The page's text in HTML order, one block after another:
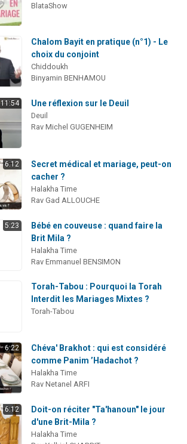
BlataShow
Chalom Bayit en pratique (n°1) - Le
choix du conjoint
Chiddoukh
Binyamin BENHAMOU
11:54 Une réflexion sur le Deuil
Deuil
Rav Michel GUGENHEIM
6:12
Secret médical et mariage, peut-on
cacher ?
Halakha Time
Rav Gad ALLOUCHE
5:23
Bébé en couveuse : quand faire la
Brit Mila ?
Halakha Time
Rav Emmanuel BENSIMON
Torah-Tabou : Pourquoi la Torah
Interdit les Mariages Mixtes ?
Torah-Tabou
6:22
Chéva' Brakhot : qui est considéré
comme Panim ’Hadachot ?
Halakha Time
Rav Netanel ARFI
6:12
Doit-on réciter "Ta'hanoun" le jour
d'une Brit-Mila ?
Halakha Time